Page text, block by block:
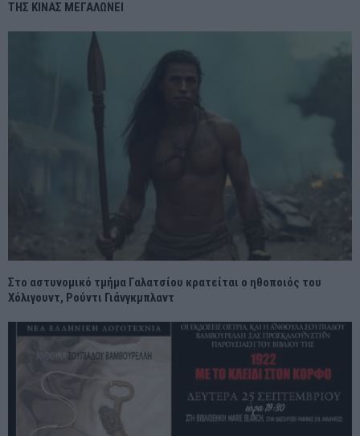
ΤΗΣ ΚΙΝΑΣ ΜΕΓΑΛΩΝΕΙ
Στο αστυνομικό τμήμα Γαλατσίου κρατείται ο ηθοποιός του
Χόλιγουντ, Ρούντι Γιάνγκμπλαντ